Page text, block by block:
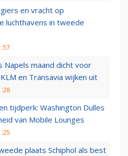
en vracht op
luchthavens in tweede
Napels maand dicht voor
en Transavia wijken uit
tijdperk: Washington Dulles
van Mobile Lounges
plaats Schiphol als best